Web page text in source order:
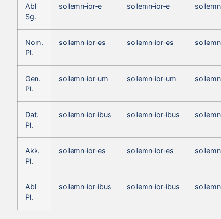
Abl.
Sg.
sollemn‑ior‑e sollemn‑ior‑e
Nom.
Pl.
sollemn‑ior‑es sollemn‑ior‑es
Gen.
Pl.
sollemn‑ior‑um sollemn‑ior‑um
Dat.
Pl.
sollemn‑ior‑ibus sollemn‑ior‑ibus
Akk.
Pl.
sollemn‑ior‑es sollemn‑ior‑es
Abl.
Pl.
sollemn‑ior‑ibus sollemn‑ior‑ibus